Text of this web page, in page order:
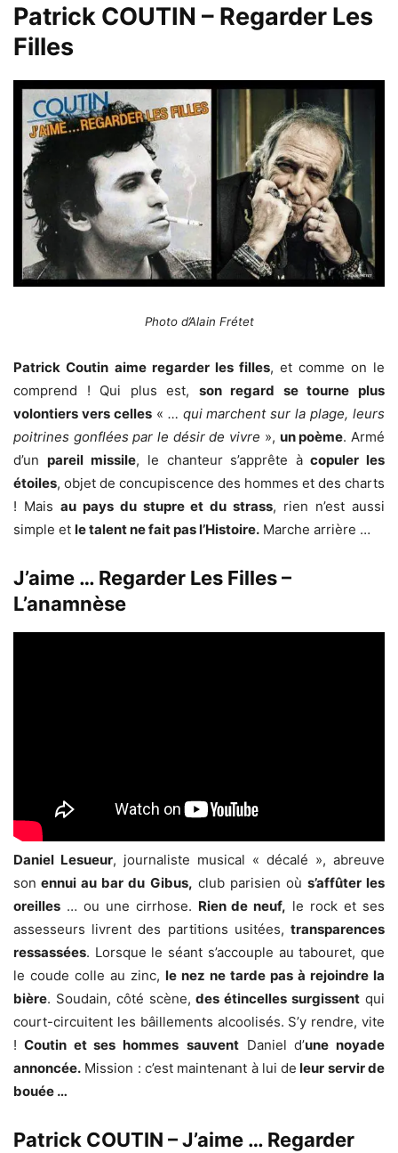
Patrick COUTIN – Regarder Les
Filles
Photo d’Alain Frétet
Patrick Coutin aime regarder les filles, et comme on le
comprend ! Qui plus est, son regard se tourne plus
volontiers vers celles« … qui marchent sur la plage, leurs
poitrines gonflées par le désir de vivre », un poème. Armé
d’un pareil missile, le chanteur s’apprête à copuler les
étoiles, objet de concupiscence des hommes et des charts
! Mais au pays du stupre et du strass, rien n’est aussi
simple et le talent ne fait pas l’Histoire. Marche arrière …
J’aime … Regarder Les Filles –
L’anamnèse
Daniel Lesueur, journaliste musical « décalé », abreuve
son ennui au bar du Gibus, club parisien où s’affûter les
oreilles … ou une cirrhose. Rien de neuf, le rock et ses
assesseurs livrent des partitions usitées, transparences
ressassées. Lorsque le séant s’accouple au tabouret, que
le coude colle au zinc, le nez ne tarde pas à rejoindre la
bière. Soudain, côté scène,des étincelles surgissent qui
court-circuitent les bâillements alcoolisés. S’y rendre, vite
! Coutin et ses hommes sauventDaniel d’une noyade
annoncée. Mission : c’est maintenant à lui de leur servir de
bouée …
Patrick COUTIN – J’aime … Regarder